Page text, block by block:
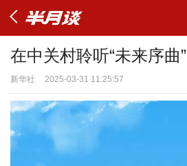
在中关村聆听“未来序曲”
新华社 2025-03-31 11:25:57